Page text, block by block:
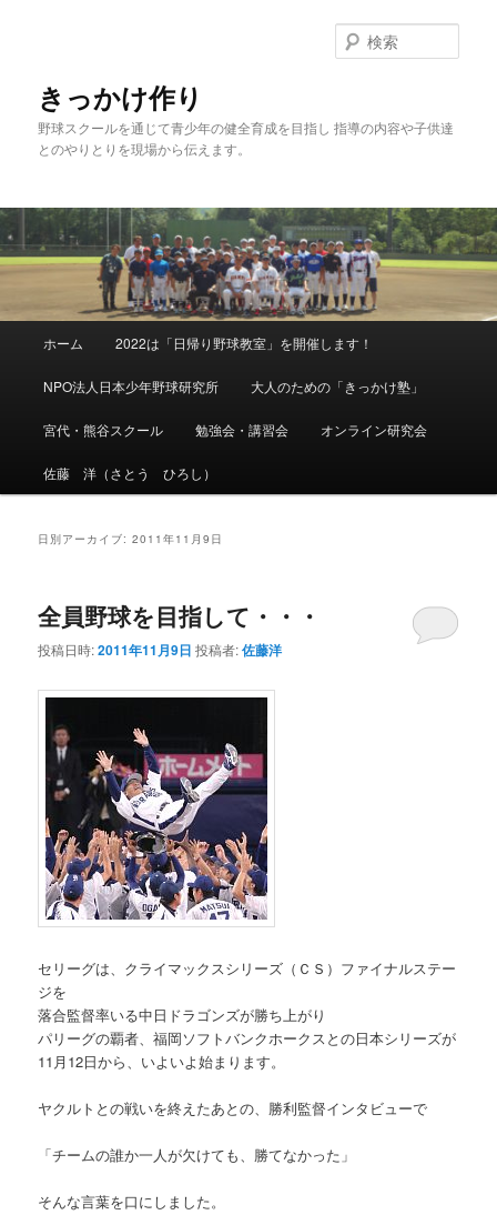
移
動
動
きっかけ作り
野球スクールを通じて青少年の健全育成を目指し 指導の内容や子供達
とのやりとりを現場から伝えます。
索
ホーム 2022は「日帰り野球教室」を開催します！
NPO法人日本少年野球研究所 大人のための「きっかけ塾」
宮代・熊谷スクール 勉強会・講習会 オンライン研究会
佐藤 洋（さとう ひろし）
日別アーカイブ:2011年11月9日
全員野球を目指して・・・
投稿日時:2011年11月9日 投稿者:佐藤洋
セリーグは、クライマックスシリーズ（ＣＳ）ファイナルステー
ジを
落合監督率いる中日ドラゴンズが勝ち上がり
パリーグの覇者、福岡ソフトバンクホークスとの日本シリーズが
11月12日から、いよいよ始まります。
ヤクルトとの戦いを終えたあとの、勝利監督インタビューで
「チームの誰か一人が欠けても、勝てなかった」
そんな言葉を口にしました。